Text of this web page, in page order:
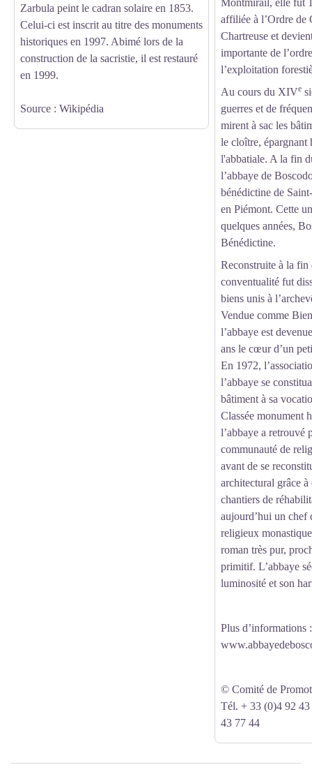
Zarbula peint le cadran solaire en 1853.
Celui-ci est inscrit au titre des monuments
historiques en 1997. Abimé lors de la
construction de la sacristie, il est restauré
en 1999.
Source : Wikipédia
affiliée à l’Ordre de
Chartreuse et
importante de
l’exploitation
Au cours du XIVe
guerres et de
mirent à sac les
le cloître, épargnant
l'abbatiale. A la fin
l’abbaye de
bénédictine de
en Piémont. Cette
quelques années,
Bénédictine.
Reconstruite à la
conventualité fut
biens unis à
Vendue comme
l’abbaye est
ans le cœur d’un
En 1972,
l’abbaye se
bâtiment à sa
Classée monument
l’abbaye a retrouvé
communauté de
avant de se
architectural grâce
chantiers de
aujourd’hui un chef
religieux
roman très pur,
primitif. L’abbaye
luminosité et son
Plus d’informations
© Comité de
Tél. + 33 (0)4 92
43 77 44